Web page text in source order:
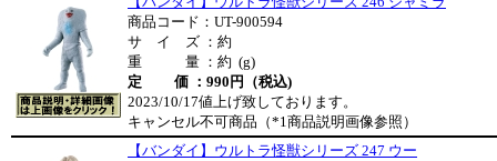
商品コード：UT-900594
サ イ ズ ：約
重 量 ：約 (g)
定 価 ：990円（税込)
2023/10/17値上げ致しております。
キャンセル不可商品（*1商品説明画像参照）
【バンダイ】ウルトラ怪獣シリーズ 247 ウー